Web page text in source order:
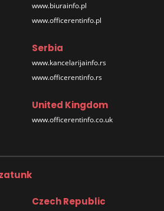
www.biurainfo.pl
www.officerentinfo.pl
Serbia
www.kancelarijainfo.rs
www.officerentinfo.rs
United Kingdom
www.officerentinfo.co.uk
Czech Republic